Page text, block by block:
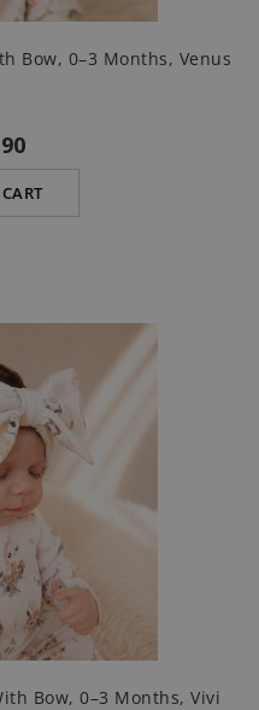
Bow, 0–3 Months, Venus
Bow, 0–3 Months, Vivi